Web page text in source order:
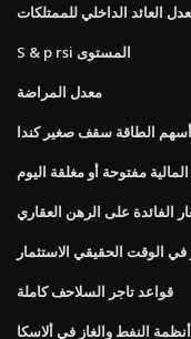
العائد الداخلي للممتلكات
S & p rsi المستوى
معدل المراضة
أسهم الطاقة سقف صغير كندا
مفتوحة أو مغلقة اليوم
الفائدة على الرهن العقاري
في الوقت الحقيقي الاستثمار
قواعد تاجر السلاحف كاملة
النفط والغاز في ألاسكا